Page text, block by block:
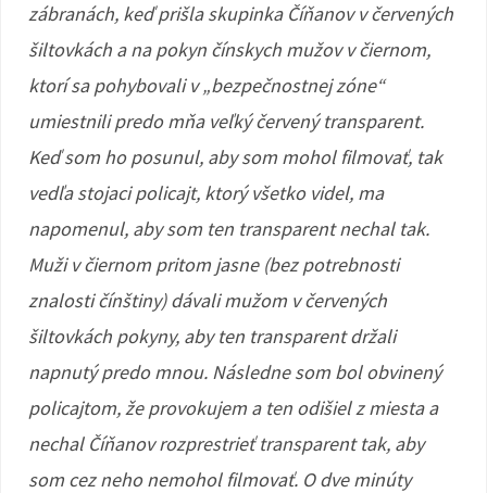
zábranách, keď prišla skupinka Číňanov v červených
šiltovkách a na pokyn čínskych mužov v čiernom,
ktorí sa pohybovali v „bezpečnostnej zóne“
umiestnili predo mňa veľký červený transparent.
Keď som ho posunul, aby som mohol filmovať, tak
vedľa stojaci policajt, ktorý všetko videl, ma
napomenul, aby som ten transparent nechal tak.
Muži v čiernom pritom jasne (bez potrebnosti
znalosti čínštiny) dávali mužom v červených
šiltovkách pokyny, aby ten transparent držali
napnutý predo mnou. Následne som bol obvinený
policajtom, že provokujem a ten odišiel z miesta a
nechal Číňanov rozprestrieť transparent tak, aby
som cez neho nemohol filmovať. O dve minúty